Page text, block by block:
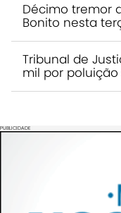
Décimo tremor
Bonito nesta
Tribunal de
mil por
PUBLICIDADE